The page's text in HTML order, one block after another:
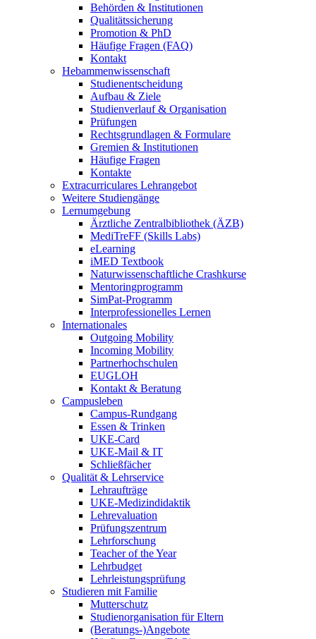
Behörden & Institutionen
Qualitätssicherung
Promotion & PhD
Häufige Fragen (FAQ)
Kontakt
Hebammenwissenschaft
Studienentscheidung
Aufbau & Ziele
Studienverlauf & Organisation
Prüfungen
Rechtsgrundlagen & Formulare
Gremien & Institutionen
Häufige Fragen
Kontakte
Extracurriculares Lehrangebot
Weitere Studiengänge
Lernumgebung
Ärztliche Zentralbibliothek (ÄZB)
MediTreFF (Skills Labs)
eLearning
iMED Textbook
Naturwissenschaftliche Crashkurse
Mentoringprogramm
SimPat-Programm
Interprofessionelles Lernen
Internationales
Outgoing Mobility
Incoming Mobility
Partnerhochschulen
EUGLOH
Kontakt & Beratung
Campusleben
Campus-Rundgang
Essen & Trinken
UKE-Card
UKE-Mail & IT
Schließfächer
Qualität & Lehrservice
Lehraufträge
UKE-Medizindidaktik
Lehrevaluation
Prüfungszentrum
Lehrforschung
Teacher of the Year
Lehrbudget
Lehrleistungsprüfung
Studieren mit Familie
Mutterschutz
Studienorganisation für Eltern
(Beratungs-)Angebote